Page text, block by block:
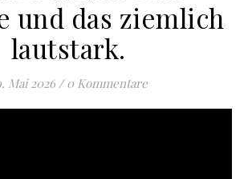
und das ziemlich
lautstark.
Mai 2026 / 0 Kommentare